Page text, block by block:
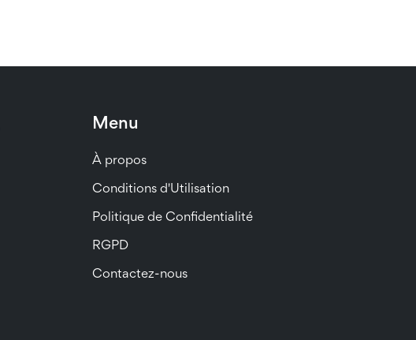
Menu
À propos
Conditions d'Utilisation
Politique de Confidentialité
RGPD
Contactez-nous